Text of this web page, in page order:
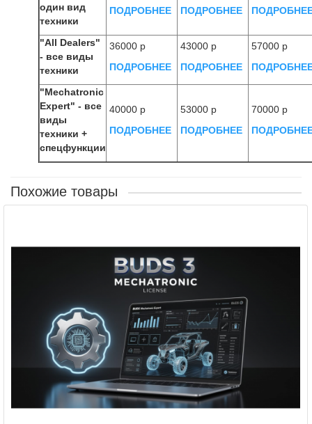
один вид
техники
ПОДРОБНЕЕ
ПОДРОБНЕЕ
"All Dealers"
- все виды
техники
36000 р
ПОДРОБНЕЕ
43000 р
ПОДРОБНЕЕ
57000 р
"Mechatronic
Expert" - все
виды
техники +
спецфункции
40000 р
ПОДРОБНЕЕ
53000 р
ПОДРОБНЕЕ
70000 р
Похожие товары